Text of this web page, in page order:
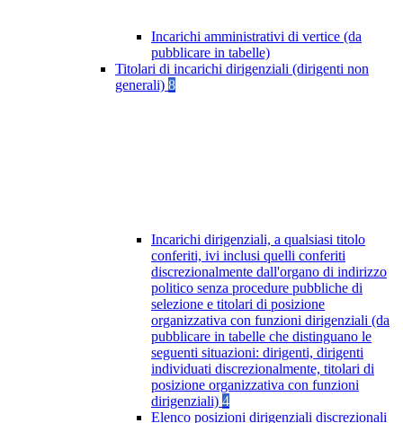
Incarichi amministrativi di vertice (da
pubblicare in tabelle)
Titolari di incarichi dirigenziali (dirigenti non
generali) 8
Incarichi dirigenziali, a qualsiasi titolo
conferiti, ivi inclusi quelli conferiti
discrezionalmente dall'organo di indirizzo
politico senza procedure pubbliche di
selezione e titolari di posizione
organizzativa con funzioni dirigenziali (da
pubblicare in tabelle che distinguano le
seguenti situazioni: dirigenti, dirigenti
individuati discrezionalmente, titolari di
posizione organizzativa con funzioni
dirigenziali) 4
Elenco posizioni dirigenziali discrezionali